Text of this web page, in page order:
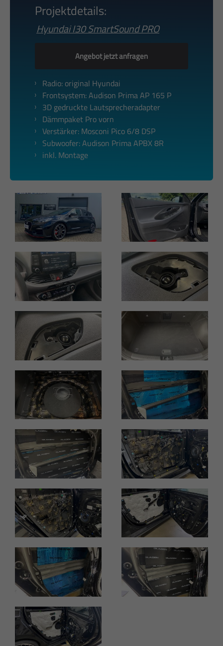
Projektdetails:
Hyundai I30 SmartSound PRO
Angebot jetzt anfragen
Radio: original Hyundai
Frontsystem: Audison Prima AP 165 P
3D gedruckte Lautsprecheradapter
Dämmpaket Pro vorn
Verstärker: Mosconi Pico 6/8 DSP
Subwoofer: Audison Prima APBX 8R
inkl. Montage